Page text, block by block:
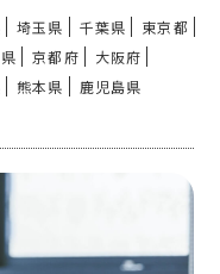
埼玉県 千葉県
東京都
京都府
大阪府
熊本県 鹿児島県